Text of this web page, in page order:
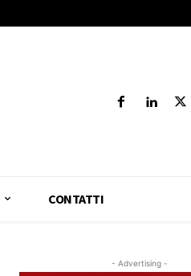
CONTATTI
- Advertising -